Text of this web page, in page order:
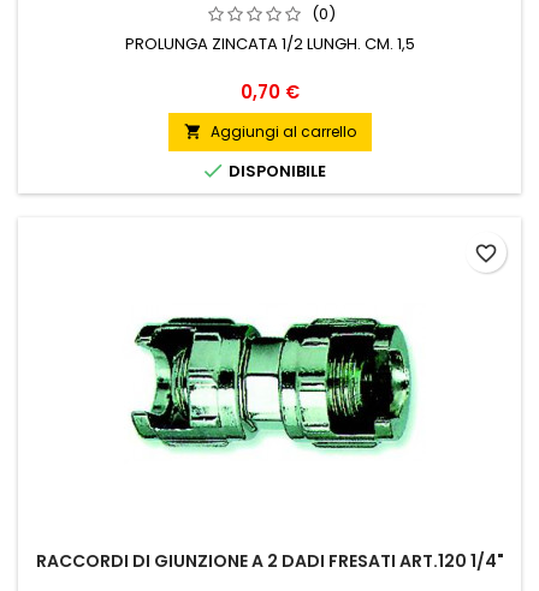
(0)
PROLUNGA ZINCATA 1/2 LUNGH. CM. 1,5
Prezzo
0,70 €
 Aggiungi al carrello
 DISPONIBILE
RACCORDI DI GIUNZIONE A 2 DADI FRESATI ART.120 1/4"
favorite_border